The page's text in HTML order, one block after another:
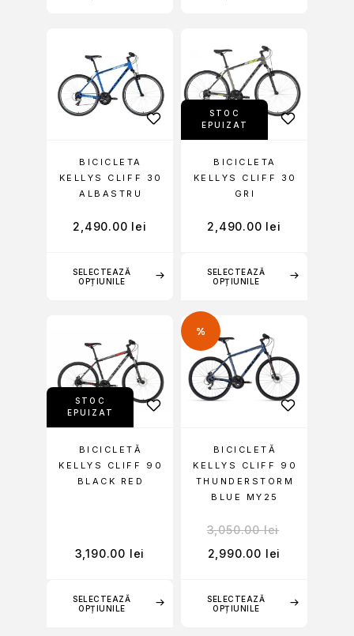
SELECTEAZĂ
OPȚIUNILE
BICICLETA
KELLYS CLIFF 30
ALBASTRU
2,490.00 lei
STOC
EPUIZAT
SELECTEAZĂ
OPȚIUNILE
BICICLETA
KELLYS CLIFF 30
GRI
2,490.00 lei
STOC
EPUIZAT
SELECTEAZĂ
OPȚIUNILE
BICICLETĂ
KELLYS CLIFF 90
BLACK RED
3,190.00 lei
%
SELECTEAZĂ
OPȚIUNILE
BICICLETĂ
KELLYS CLIFF 90
THUNDERSTORM
BLUE MY25
3,050.00lei
2,990.00 lei